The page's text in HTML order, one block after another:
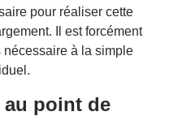
pour réaliser cette
Il est forcément
nécessaire à la simple
point de